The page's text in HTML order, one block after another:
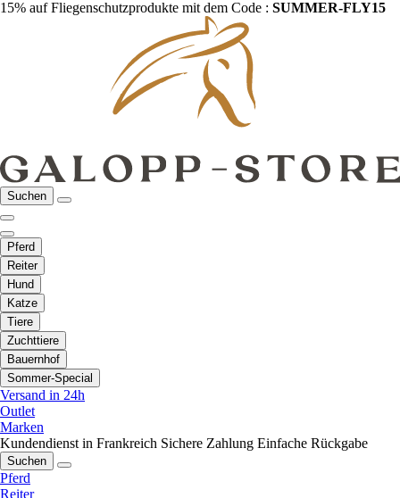
15% auf Fliegenschutzprodukte mit dem Code : SUMMER-FLY15
Suchen
Pferd
Reiter
Hund
Katze
Tiere
Zuchttiere
Bauernhof
Sommer-Special
Versand in 24h
Outlet
Marken
Kundendienst in Frankreich Sichere Zahlung Einfache Rückgabe
Suchen
Pferd
Reiter